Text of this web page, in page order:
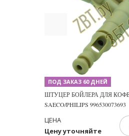
Previous
ПОД ЗАКАЗ 60 ДНЕЙ
ШТУЦЕР БОЙЛЕРА ДЛЯ
SAECO/PHILIPS 996530073693
Цену уточняйте
ЦЕНА